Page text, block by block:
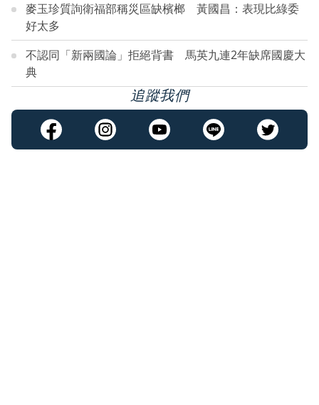
麥玉珍質詢衛福部稱災區缺檳榔 黃國昌：表現比綠委
好太多
不認同「新兩國論」拒絕背書 馬英九連2年缺席國慶大
典
追蹤我們